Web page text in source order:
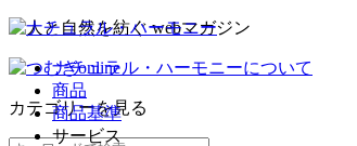
ナチュラル・ハーモニーについて
商品
商品基準
サービス
カテゴリーを見る